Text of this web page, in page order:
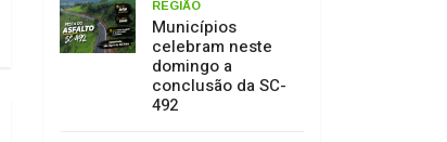
REGIÃO
Municípios
celebram neste
domingo a
conclusão da SC-
492